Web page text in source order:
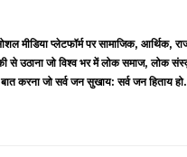
मीडिया प्लेटफॉर्म पर सामाजिक, आर्थिक,
से उठाना जो विश्व भर में लोक समाज, लोक
करना जो सर्व जन सुखाय: सर्व जन हिताय हो.